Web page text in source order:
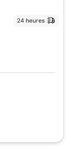
24 heures